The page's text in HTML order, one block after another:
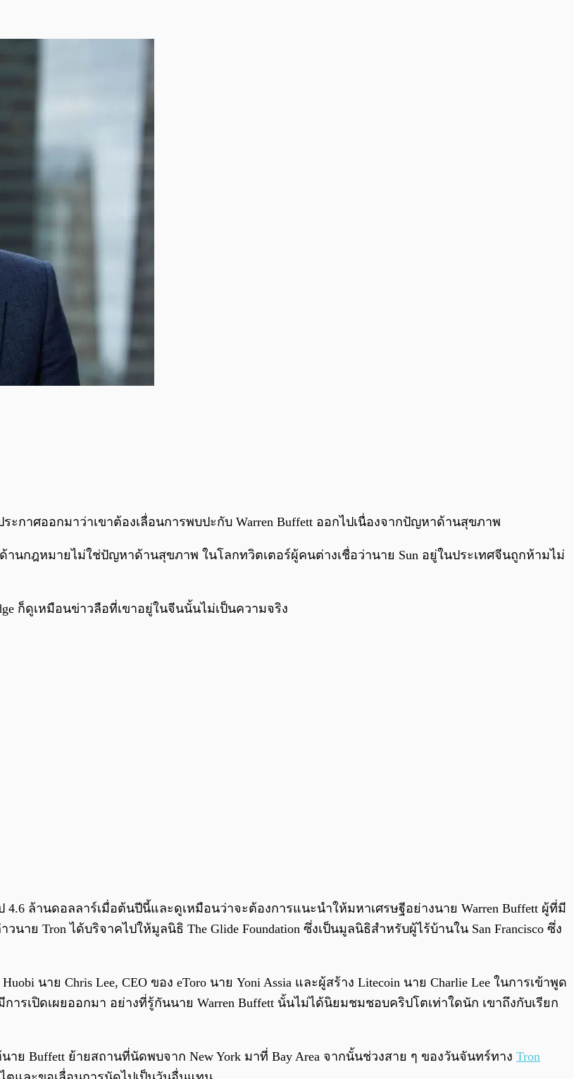
ะกาศออกมาว่าเขาต้องเลื่อนการพบปะกับ Warren Buffett ออกไปเนื่องจากปัญหาด้านสุขภาพ
านกฎหมายไม่ใช่ปัญหาด้านสุขภาพ ในโลกทวิตเตอร์ผู้คนต่างเชื่อว่านาย Sun อยู่ในประเทศจีนถูกห้ามไม่
ก็ดูเหมือนข่าวลือที่เขาอยู่ในจีนนั้นไม่เป็นความจริง
ล้านดอลลาร์เมื่อต้นปีนี้และดูเหมือนว่าจะต้องการแนะนำให้มหาเศรษฐีอย่างนาย Warren Buffett ผู้ที่มี
ย Tron ได้บริจาคไปให้มูลนิธิ The Glide Foundation ซึ่งเป็นมูลนิธิสำหรับผู้ไร้บ้านใน San Francisco ซึ่ง
นาย Chris Lee, CEO ของ eToro นาย Yoni Assia และผู้สร้าง Litecoin นาย Charlie Lee ในการเข้าพูด
ารเปิดเผยออกมา อย่างที่รู้กันนาย Warren Buffett นั้นไม่ได้นิยมชมชอบคริปโตเท่าใดนัก เขาถึงกับเรียก
าย Buffett ย้ายสถานที่นัดพบจาก New York มาที่ Bay Area จากนั้นช่วงสาย ๆ ของวันจันทร์ทาง Tron